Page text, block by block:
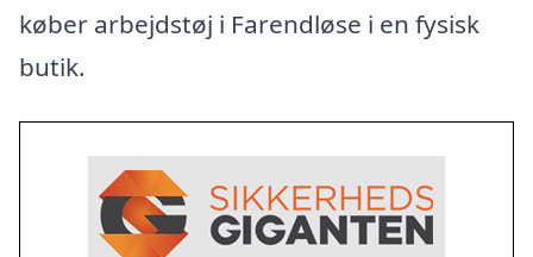
køber arbejdstøj i Farendløse i en fysisk
butik.